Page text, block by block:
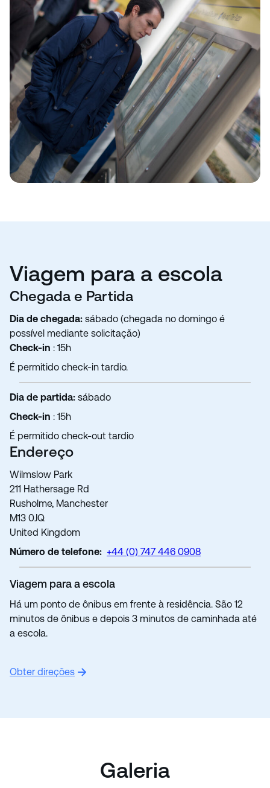
Obter direções
Viagem para a escola
Chegada e Partida
Dia de chegada: sábado (chegada no domingo é
possível mediante solicitação)
Check-in : 15h
É permitido check-in tardio.
Dia de partida: sábado
Check-in : 15h
É permitido check-out tardio
Endereço
Wilmslow Park
211 Hathersage Rd
Rusholme, Manchester
M13 0JQ
United Kingdom
Número de telefone: +44 (0) 747 446 0908
Viagem para a escola
Há um ponto de ônibus em frente à residência. São 12
minutos de ônibus e depois 3 minutos de caminhada até
a escola.
Galeria